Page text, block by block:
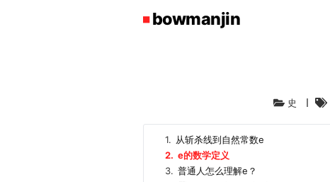
史
1. 从斩杀线到自然常数e
2. e的数学定义
3. 普通人怎么理解e？